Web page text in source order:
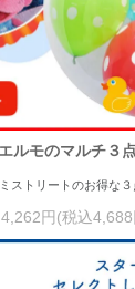
エルモのマルチ３
ストリートのお得な３
4,262円(税込4,688